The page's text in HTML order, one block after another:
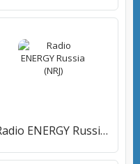
Radio ENERGY Russia (NRJ)